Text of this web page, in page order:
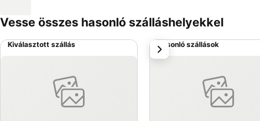
Vesse összes hasonló szálláshelyekkel
Kiválasztott szállás Hasonló szállások
következő